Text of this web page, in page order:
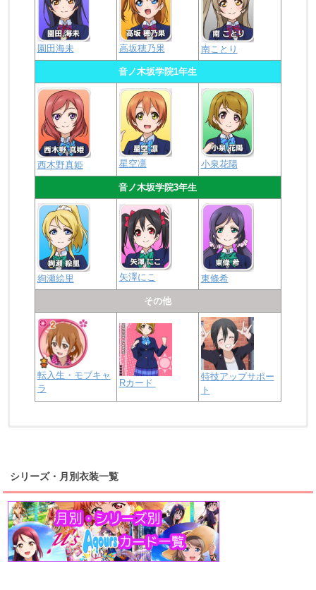
園田海未 高坂穂乃果 南ことり
音ノ木坂学院1年生
西木野真姫 星空凛 小泉花陽
音ノ木坂学院3年生
絢瀬絵里 矢澤にこ 東條希
その他
転入生・モブキャ
ラ
Rカード
特技アップサポー
ト
桜内梨子 高海千歌 渡辺曜
浦の星女学院1年生
上原歩夢 宮下愛 優木せつ菜
虹ヶ咲学園1年生
シリーズ・月別衣装一覧